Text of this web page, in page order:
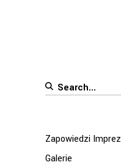
Search
Zapowiedzi Imprez
Galerie